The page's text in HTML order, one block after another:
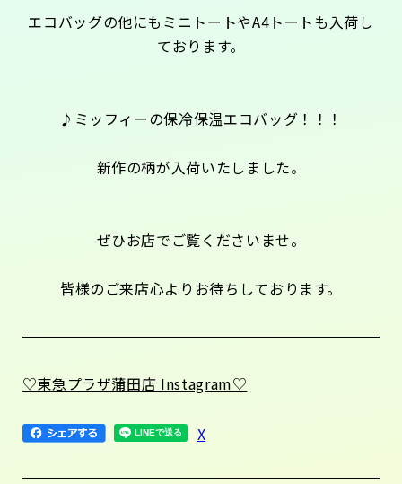
エコバッグの他にもミニトートやA4トートも入荷し
ております。
♪ミッフィーの保冷保温エコバッグ！！！
新作の柄が入荷いたしました。
ぜひお店でご覧くださいませ。
皆様のご来店心よりお待ちしております。
♡東急プラザ蒲田店 Instagram♡
X